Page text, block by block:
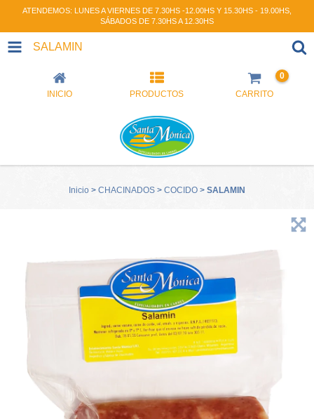
ATENDEMOS: LUNES A VIERNES DE 7.30HS -12.00HS Y 15.30HS - 19.00HS,
SÁBADOS DE 7.30HS A 12.30HS
SALAMIN
INICIO PRODUCTOS CARRITO
0
Inicio > CHACINADOS > COCIDO > SALAMIN